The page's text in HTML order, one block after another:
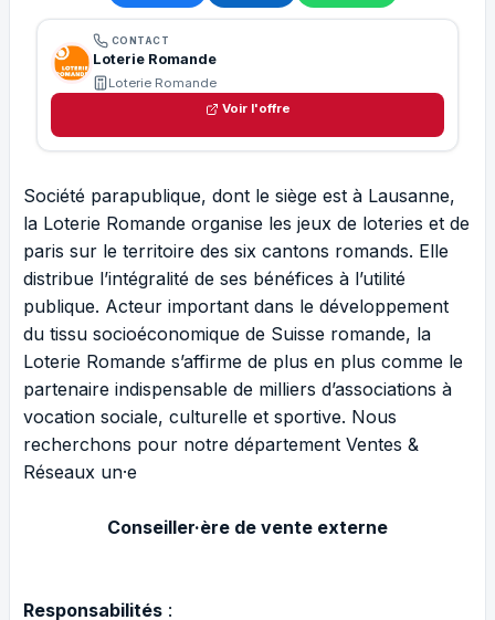
CONTACT
Loterie Romande
Loterie Romande
Voir l'offre
Société parapublique, dont le siège est à Lausanne,
la Loterie Romande organise les jeux de loteries et de
paris sur le territoire des six cantons romands. Elle
distribue l’intégralité de ses bénéfices à l’utilité
publique. Acteur important dans le développement
du tissu socioéconomique de Suisse romande, la
Loterie Romande s’affirme de plus en plus comme le
partenaire indispensable de milliers d’associations à
vocation sociale, culturelle et sportive. Nous
recherchons pour notre département Ventes &
Réseaux un·e
Conseiller·ère de vente externe
Responsabilités :